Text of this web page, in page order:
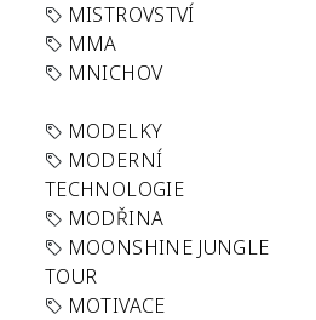
MISTROVSTVÍ
MMA
MNICHOV
MODELKY
MODERNÍ
TECHNOLOGIE
MODŘINA
MOONSHINE JUNGLE
TOUR
MOTIVACE